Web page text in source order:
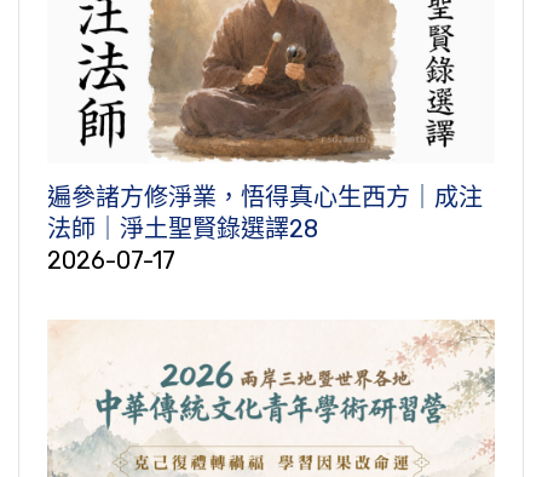
遍參諸方修淨業，悟得真心生西方｜成注
法師｜淨土聖賢錄選譯28
2026-07-17